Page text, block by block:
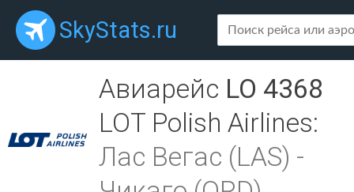
SkyStats.ru
Авиарейс LO 4368
LOT Polish Airlines:
Лас Вегас (LAS) -